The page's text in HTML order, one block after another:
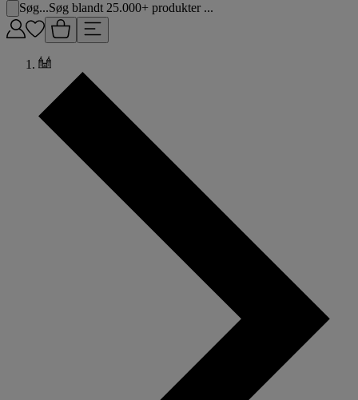
Søg...Søg blandt 25.000+ produkter ...